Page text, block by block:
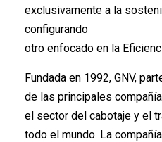
exclusivamente a la
configurando
otro enfocado en la
Fundada en 1992, GNV,
de las principales
el sector del cabotaje y el
todo el mundo. La